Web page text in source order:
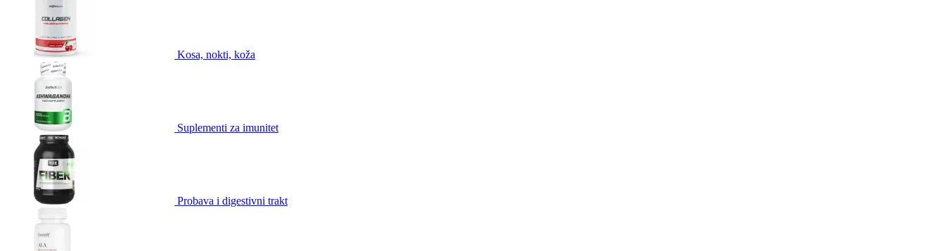
Kosa, nokti, koža
Suplementi za imunitet
Probava i digestivni trakt